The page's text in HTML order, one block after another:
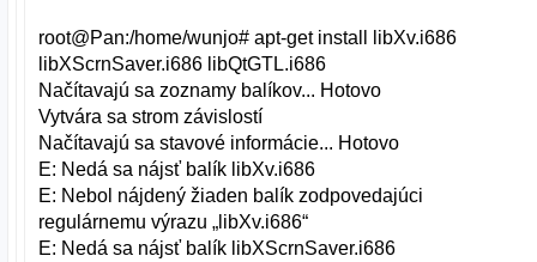
root@Pan:/home/wunjo# apt-get install libXv.i686
libXScrnSaver.i686 libQtGTL.i686
Načítavajú sa zoznamy balíkov... Hotovo
Vytvára sa strom závislostí
Načítavajú sa stavové informácie... Hotovo
E: Nedá sa nájsť balík libXv.i686
E: Nebol nájdený žiaden balík zodpovedajúci
regulárnemu výrazu „libXv.i686“
E: Nedá sa nájsť balík libXScrnSaver.i686